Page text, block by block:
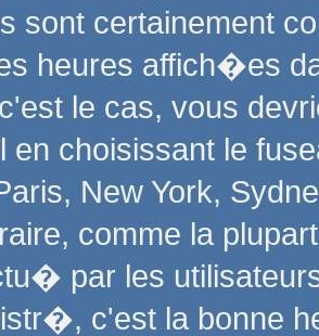
sont certainement
heures affich�es
le cas, vous
en choisissant le
New York,
comme la
par les
c'est la bonne